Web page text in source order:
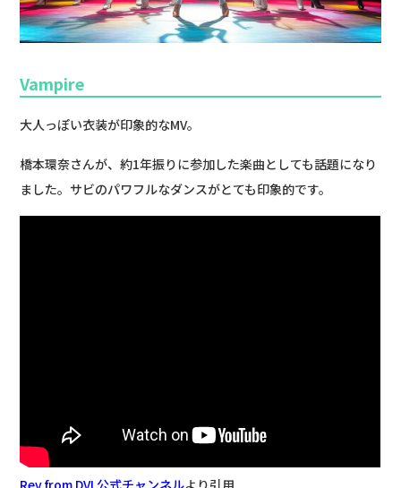
Vampire
大人っぽい衣装が印象的なMV。
橋本環奈さんが、約1年振りに参加した楽曲としても話題になり
ました。サビのパワフルなダンスがとても印象的です。
Rev.from DVL公式チャンネルより引用